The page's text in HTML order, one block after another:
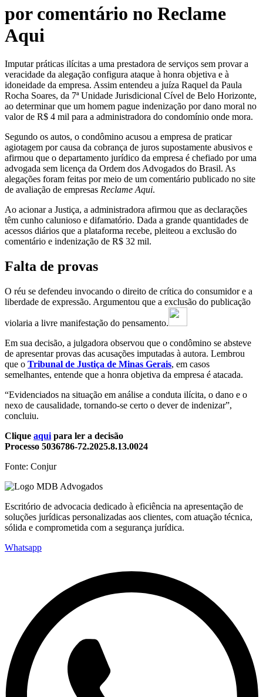
por comentário no Reclame
Aqui
Imputar práticas ilícitas a uma prestadora de serviços sem provar a
veracidade da alegação configura ataque à honra objetiva e à
idoneidade da empresa. Assim entendeu a juíza Raquel da Paula
Rocha Soares, da 7ª Unidade Jurisdicional Cível de Belo Horizonte,
ao determinar que um homem pague indenização por dano moral no
valor de R$ 4 mil para a administradora do condomínio onde mora.
Segundo os autos, o condômino acusou a empresa de praticar
agiotagem por causa da cobrança de juros supostamente abusivos e
afirmou que o departamento jurídico da empresa é chefiado por uma
advogada sem licença da Ordem dos Advogados do Brasil. As
alegações foram feitas por meio de um comentário publicado no site
de avaliação de empresas Reclame Aqui.
Ao acionar a Justiça, a administradora afirmou que as declarações
têm cunho calunioso e difamatório. Dada a grande quantidades de
acessos diários que a plataforma recebe, pleiteou a exclusão do
comentário e indenização de R$ 32 mil.
Falta de provas
O réu se defendeu invocando o direito de crítica do consumidor e a
liberdade de expressão. Argumentou que a exclusão do publicação
violaria a livre manifestação do pensamento.
Em sua decisão, a julgadora observou que o condômino se absteve
de apresentar provas das acusações imputadas à autora. Lembrou
que o Tribunal de Justiça de Minas Gerais, em casos
semelhantes, entende que a honra objetiva da empresa é atacada.
“Evidenciados na situação em análise a conduta ilícita, o dano e o
nexo de causalidade, tornando-se certo o dever de indenizar”,
concluiu.
Clique aqui para ler a decisão
Processo 5036786-72.2025.8.13.0024
Fonte: Conjur
Escritório de advocacia dedicado à eficiência na apresentação de
soluções jurídicas personalizadas aos clientes, com atuação técnica,
sólida e comprometida com a segurança jurídica.
Whatsapp